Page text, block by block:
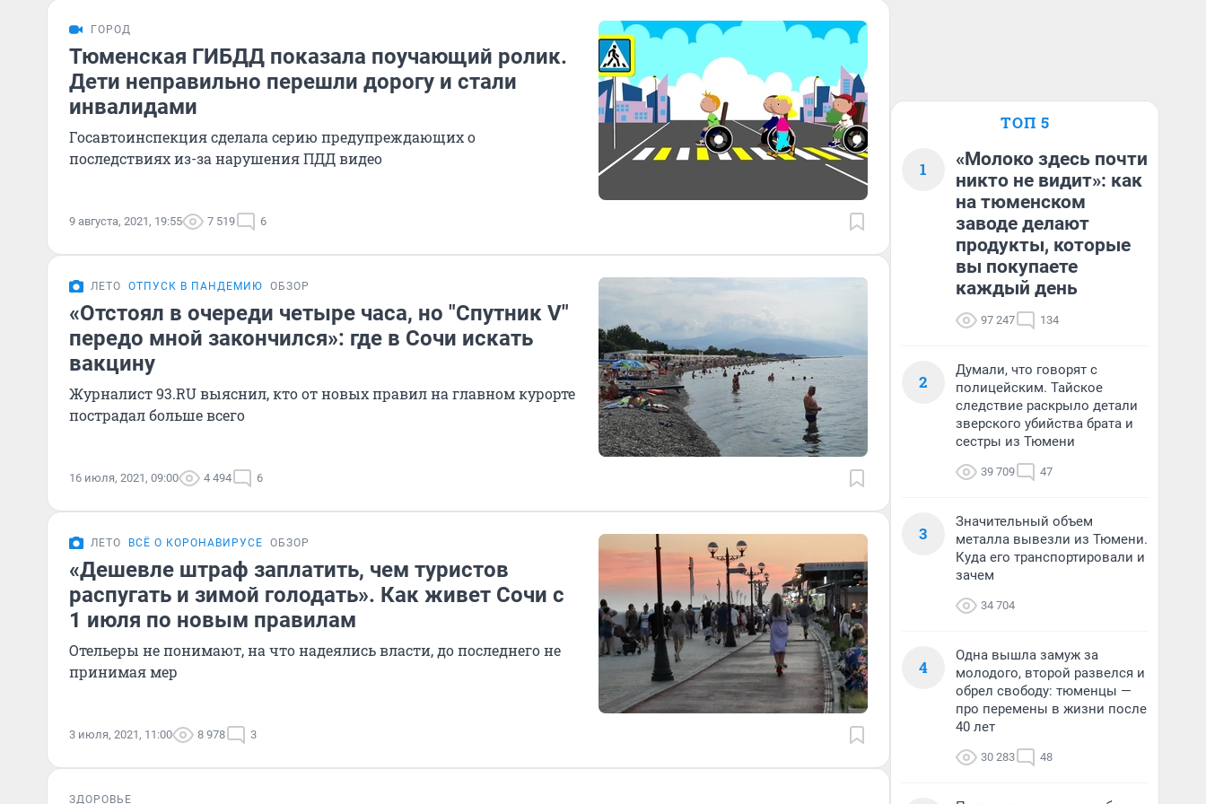
ГОРОД
Тюменская ГИБДД показала поучающий ролик.
Дети неправильно перешли дорогу и стали
инвалидами
Госавтоинспекция сделала серию предупреждающих о
последствиях из-за нарушения ПДД видео
9 августа, 2021, 19:55 7 519 6
ЛЕТО ОТПУСК В ПАНДЕМИЮ ОБЗОР
«Отстоял в очереди четыре часа, но "Спутник V"
передо мной закончился»: где в Сочи искать
вакцину
Журналист 93.RU выяснил, кто от новых правил на главном курорте
пострадал больше всего
16 июля, 2021, 09:00 4 494 6
ЛЕТО ВСЁ О КОРОНАВИРУСЕ ОБЗОР
«Дешевле штраф заплатить, чем туристов
распугать и зимой голодать». Как живет Сочи с
1 июля по новым правилам
Отельеры не понимают, на что надеялись власти, до последнего не
принимая мер
3 июля, 2021, 11:00 8 978 3
ЗДОРОВЬЕ
ТОП 5
1
«Молоко здесь почти
никто не видит»: как
на тюменском
заводе делают
продукты, которые
вы покупаете
каждый день
97 247 134
2
Думали, что говорят с
полицейским. Тайское
следствие раскрыло детали
зверского убийства брата и
сестры из Тюмени
39 709 47
3
Значительный объем
металла вывезли из Тюмени.
Куда его транспортировали и
зачем
34 704
4
Одна вышла замуж за
молодого, второй развелся и
обрел свободу: тюменцы —
про перемены в жизни после
40 лет
30 283 48